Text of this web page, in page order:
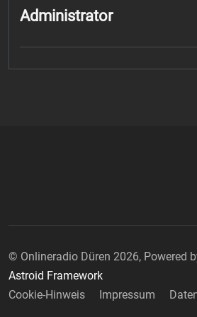
Administrator
© Onlineradio Düren 2026, Powered
Astroid Framework
Cookie-Hinweis
Impressum